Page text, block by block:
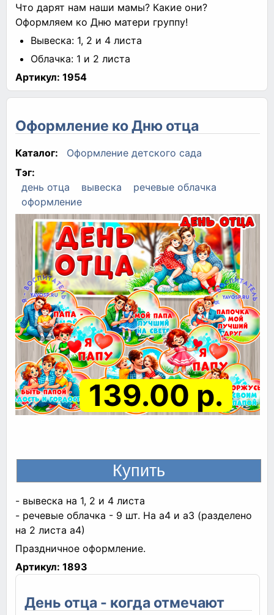
Что дарят нам наши мамы? Какие они?
Оформляем ко Дню матери группу!
Вывеска: 1, 2 и 4 листа
Облачка: 1 и 2 листа
Артикул: 1954
Оформление ко Дню отца
Каталог:
Оформление детского сада
Тэг:
день отца
вывеска
речевые облачка
оформление
139.00 р.
- вывеска на 1, 2 и 4 листа
- речевые облачка - 9 шт. На а4 и а3 (разделено
на 2 листа а4)
Праздничное оформление.
Артикул: 1893
День отца - когда отмечают